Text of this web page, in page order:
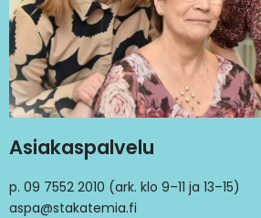
Asiakaspalvelu
p. 09 7552 2010 (ark. klo 9–11 ja 13–15)
aspa@stakatemia.fi